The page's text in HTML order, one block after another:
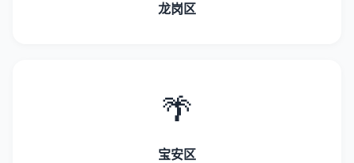
龙岗区
🌴
宝安区